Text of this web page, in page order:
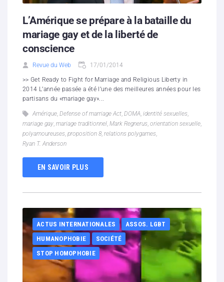
L’Amérique se prépare à la bataille du
mariage gay et de la liberté de
conscience
Revue du Web 17/01/2014
>> Get Ready to Fight for Marriage and Religious Liberty in
2014 L’année passée a été l’une des meilleures années pour les
partisans du «mariage gay»...
Amérique, Defense of marriage Act, DOMA, identité sexuelles,
mariage gay, mariage traditionnel, Mark Regnerus, orientation sexuelle,
polyamoureuses, proposition 8, relations polygames,
Ryan T. Anderson
EN SAVOIR PLUS
ACTUS INTERNATIONALES
ASSOS. LGBT
HUMANOPHOBIE
SOCIÉTÉ
STOP HOMOPHOBIE